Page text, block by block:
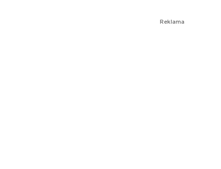
Reklama